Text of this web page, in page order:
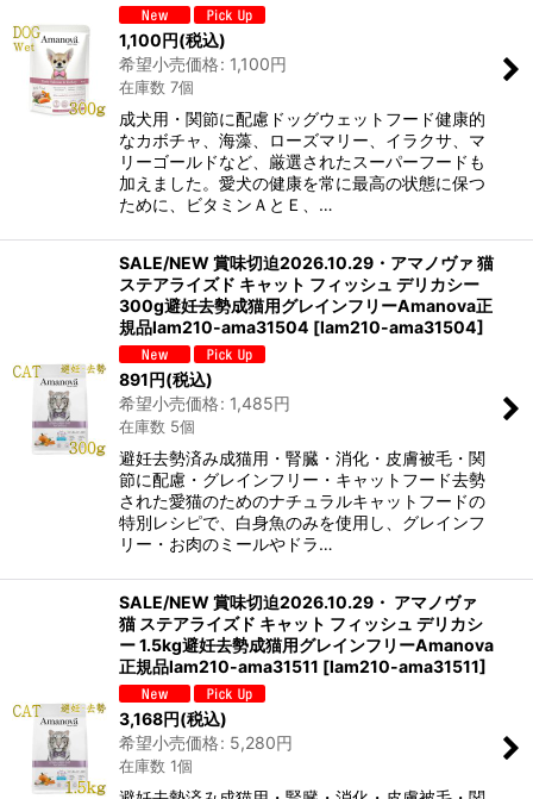
1,100円(税込)
希望小売価格: 1,100円
在庫数 7個
成犬用・関節に配慮ドッグウェットフード健康的
なカボチャ、海藻、ローズマリー、イラクサ、マ
リーゴールドなど、厳選されたスーパーフードも
加えました。愛犬の健康を常に最高の状態に保つ
ために、ビタミンＡとＥ、…
SALE/NEW 賞味切迫2026.10.29・アマノヴァ 猫
ステアライズド キャット フィッシュ デリカシー
300g避妊去勢成猫用グレインフリーAmanova正
規品lam210-ama31504 [lam210-ama31504]
891円(税込)
希望小売価格: 1,485円
在庫数 5個
避妊去勢済み成猫用・腎臓・消化・皮膚被毛・関
節に配慮・グレインフリー・キャットフード去勢
された愛猫のためのナチュラルキャットフードの
特別レシピで、白身魚のみを使用し、グレインフ
リー・お肉のミールやドラ…
SALE/NEW 賞味切迫2026.10.29・ アマノヴァ
猫 ステアライズド キャット フィッシュ デリカシ
ー 1.5kg避妊去勢成猫用グレインフリーAmanova
正規品lam210-ama31511 [lam210-ama31511]
3,168円(税込)
希望小売価格: 5,280円
在庫数 1個